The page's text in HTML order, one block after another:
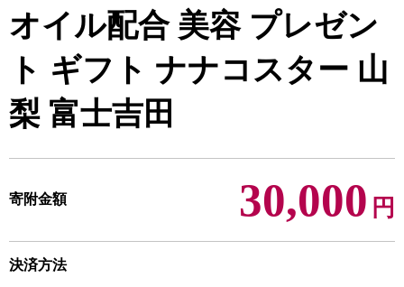
オイル配合 美容 プレゼン
ト ギフト ナナコスター 山
梨 富士吉田
寄附金額 30,000 円
決済方法